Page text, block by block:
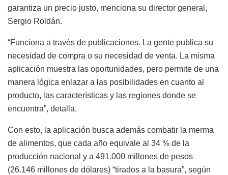
garantiza un precio justo, menciona su director general,
Sergio Roldán.
“Funciona a través de publicaciones. La gente publica su
necesidad de compra o su necesidad de venta. La misma
aplicación muestra las oportunidades, pero permite de una
manera lógica enlazar a las posibilidades en cuanto al
producto, las características y las regiones donde se
encuentra”, detalla.
Con esto, la aplicación busca además combatir la merma
de alimentos, que cada año equivale al 34 % de la
producción nacional y a 491.000 millones de pesos
(26.146 millones de dólares) “tirados a la basura”, según